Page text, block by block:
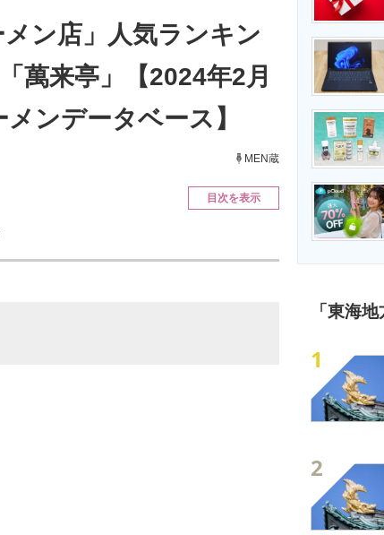
IT製品の技術・比較・事例 製造業のIT導入・活用を支援
エネルギーの専門メディア
メン店」人気ランキン
萬来亭」【2024年2月
ンデータベース】
MEN蔵
目次を表示
「東海
1
2